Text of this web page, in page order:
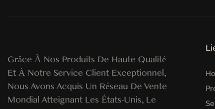
Grâce À Nos Produits De Haute Qualité
Et À Notre Service Client Exceptionnel,
Nous Avons Acquis Un Réseau De Vente
Mondial Atteignant Les États-Unis, Le